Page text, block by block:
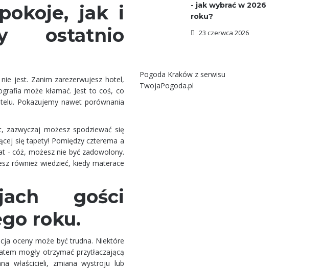
jak i
ostatnio
jest. Zanim zarezerwujesz hotel,
może kłamać. Jest to coś, co
Pokazujemy nawet porównania
zazwyczaj możesz spodziewać się
się tapety! Pomiędzy czterema a
- cóż, możesz nie być zadowolony.
również wiedzieć, kiedy materace
gości
roku.
oceny może być trudna. Niektóre
mogły otrzymać przytłaczającą
właścicieli, zmiana wystroju lub
- jak wybrać w 2026
roku?
23 czerwca 2026
Pogoda Kraków z serwisu
TwojaPogoda.pl